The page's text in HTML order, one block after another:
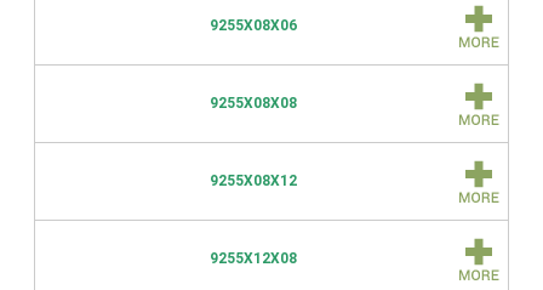
9255X08X06
9255X08X08
9255X08X12
9255X12X08